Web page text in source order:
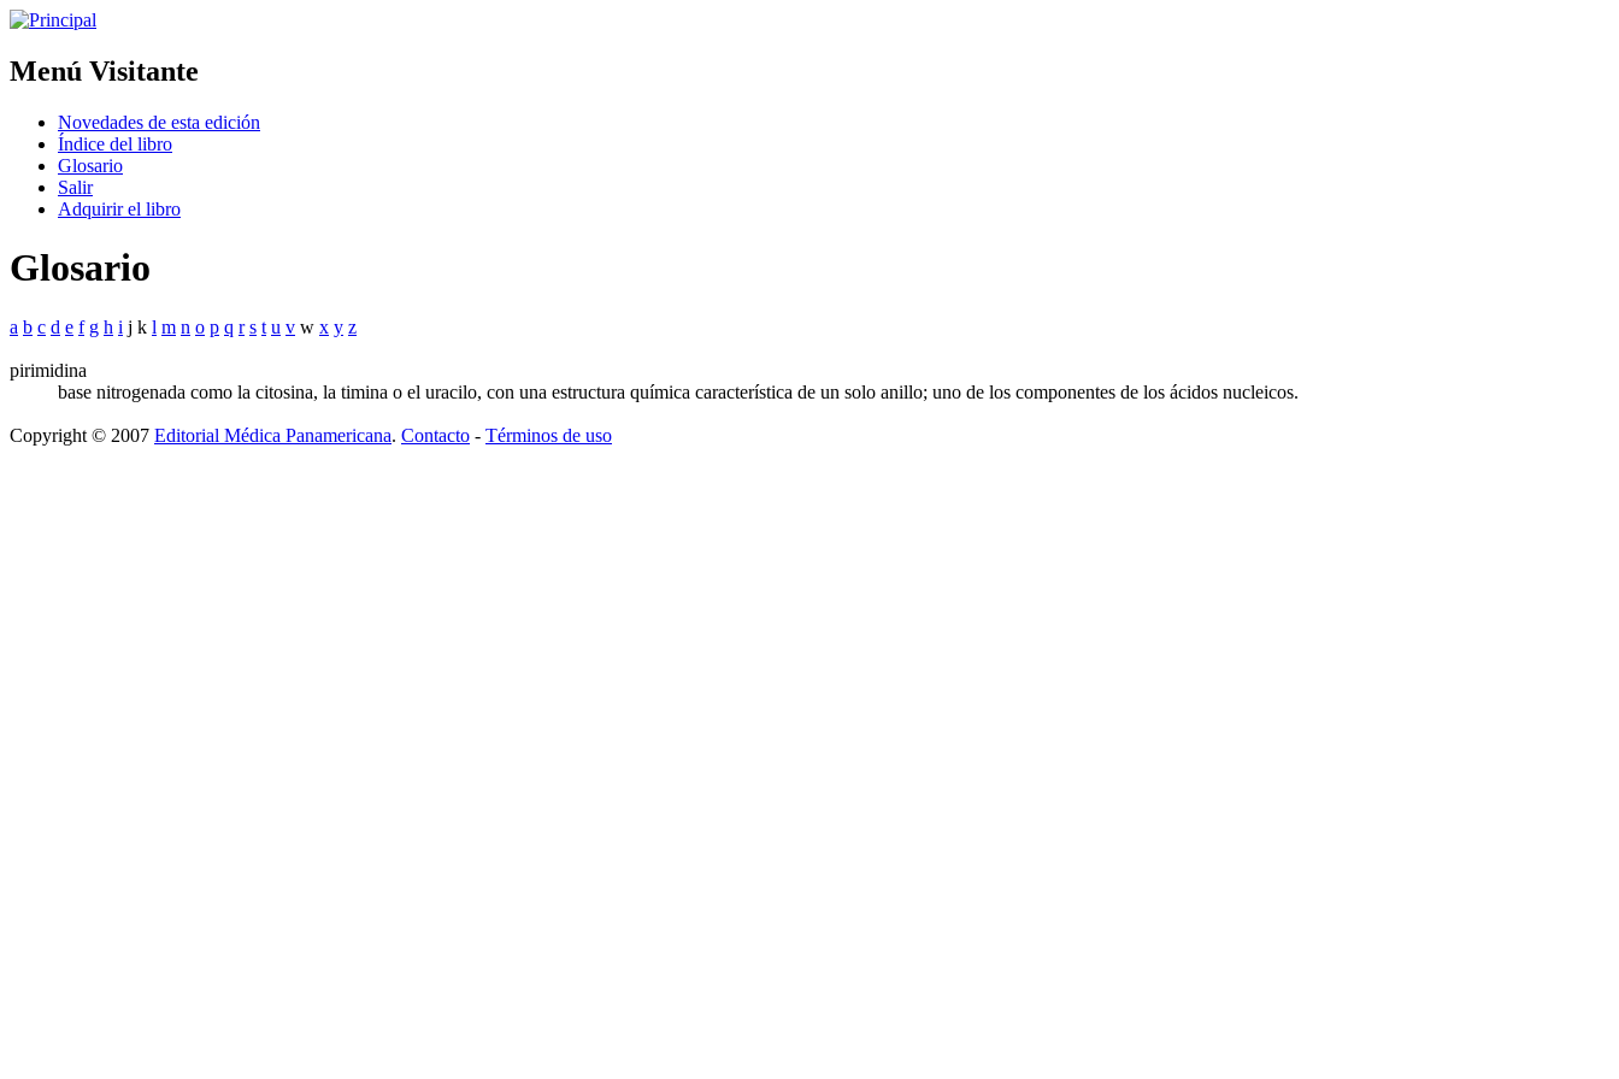
Menú Visitante
Novedades de esta edición
Índice del libro
Glosario
Salir
Adquirir el libro
Glosario
a b c d e f g h i j k l m n o p q r s t u v w x y z
pirimidina
base nitrogenada como la citosina, la timina o el uracilo, con una estructura química característica de un solo anillo; uno de los componentes de los ácidos nucleicos.
Copyright © 2007 Editorial Médica Panamericana. Contacto - Términos de uso